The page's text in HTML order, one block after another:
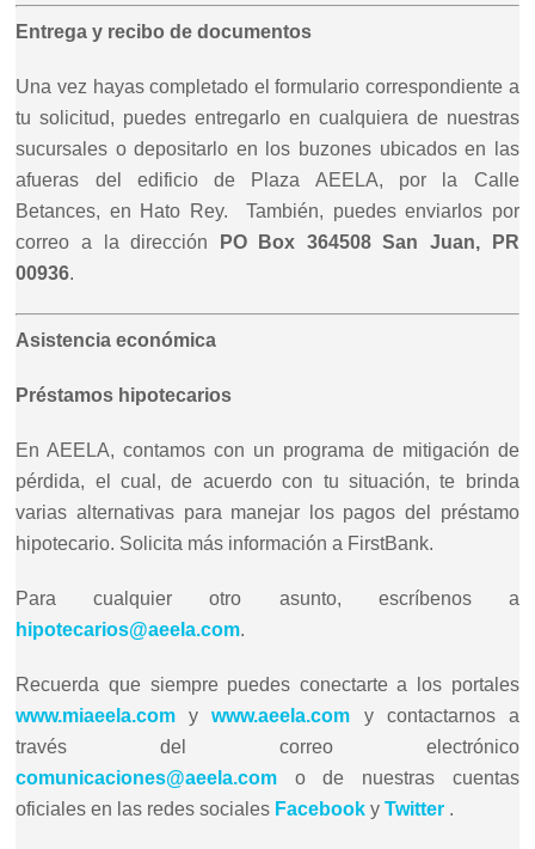
Entrega y recibo de documentos
Una vez hayas completado el formulario correspondiente a
tu solicitud, puedes entregarlo en cualquiera de nuestras
sucursales o depositarlo en los buzones ubicados en las
afueras del edificio de Plaza AEELA, por la Calle
Betances, en Hato Rey. También, puedes enviarlos por
correo a la dirección
PO Box 364508 San Juan, PR
00936.
Asistencia económica
Préstamos hipotecarios
En AEELA, contamos con un programa de mitigación de
pérdida, el cual, de acuerdo con tu situación, te brinda
varias alternativas para manejar los pagos del préstamo
hipotecario. Solicita más información a FirstBank.
Para cualquier otro asunto, escríbenos a
hipotecarios@aeela.com.
Recuerda que siempre puedes conectarte a los portales
www.miaeela.com ywww.aeela.com y contactarnos a
través del correo electrónico
comunicaciones@aeela.com o de nuestras cuentas
oficiales en las redes sociales Facebook yTwitter .